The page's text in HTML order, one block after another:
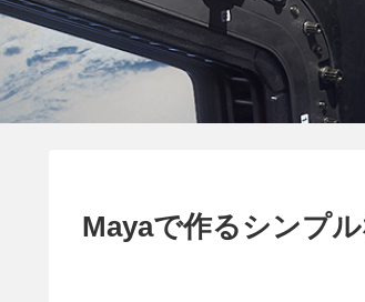
Mayaで作るシンプ